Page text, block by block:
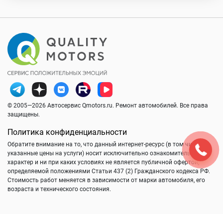
© 2005—2026 Автосервис Qmotors.ru. Ремонт автомобилей. Все права
защищены.
Политика конфиденциальности
Обратите внимание на то, что данный интернет-ресурс (в том числе
указанные цены на услуги) носит исключительно ознакомительный
характер и ни при каких условиях не является публичной офертой,
определяемой положениями Статьи 437 (2) Гражданского кодекса РФ.
Стоимость работ меняется в зависимости от марки автомобиля, его
возраста и технического состояния.